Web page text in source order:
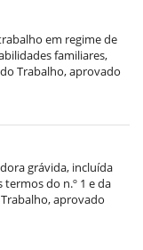
em regime de
familiares,
Trabalho, aprovado
grávida, incluída
do n.º 1 e da
aprovado